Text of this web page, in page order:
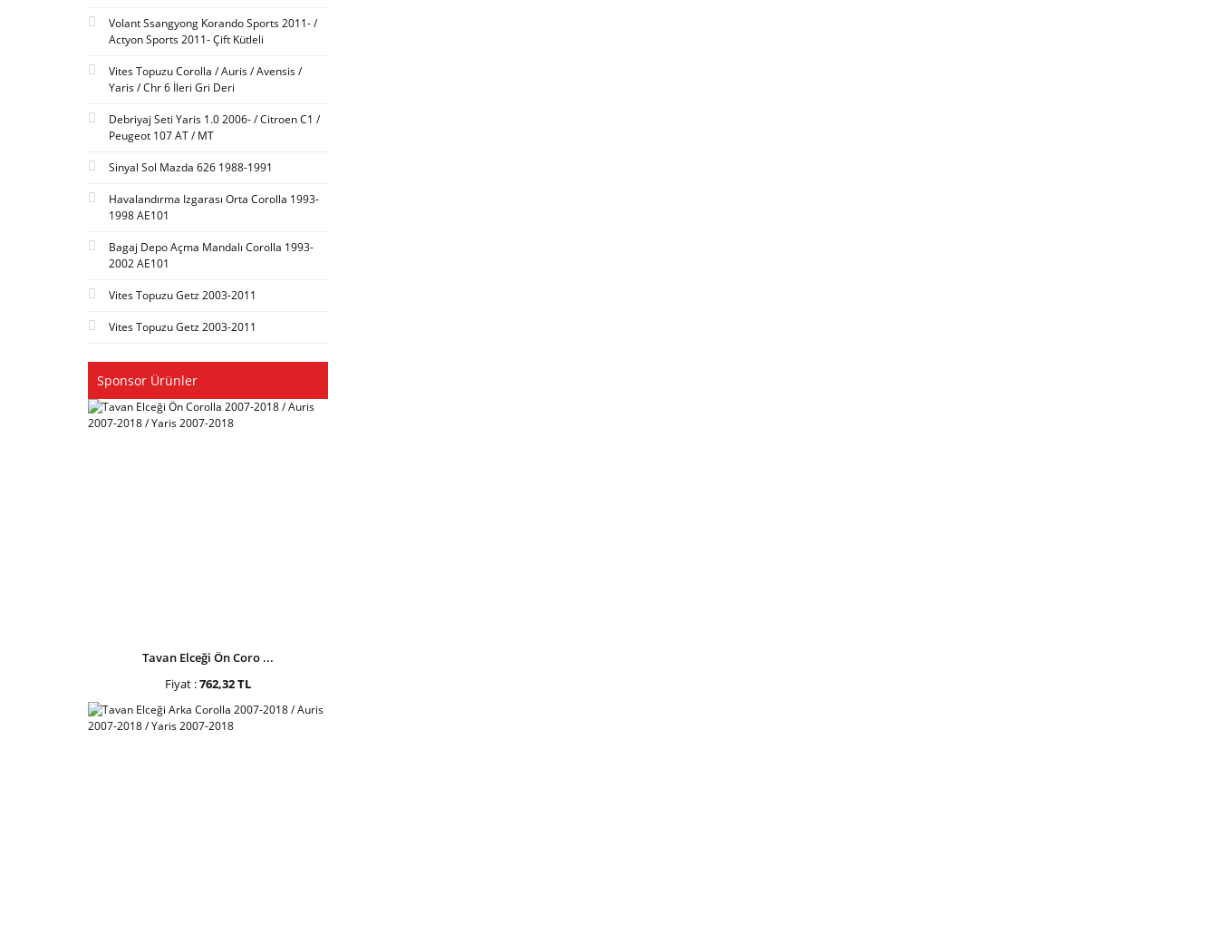
Volant Ssangyong Korando Sports 2011- /
Actyon Sports 2011- Çift Kütleli
Vites Topuzu Corolla / Auris / Avensis /
Yaris / Chr 6 İleri Gri Deri
Debriyaj Seti Yaris 1.0 2006- / Citroen C1 /
Peugeot 107 AT / MT
Sinyal Sol Mazda 626 1988-1991
Havalandırma Izgarası Orta Corolla 1993-
1998 AE101
Bagaj Depo Açma Mandalı Corolla 1993-
2002 AE101
Vites Topuzu Getz 2003-2011
Vites Topuzu Getz 2003-2011
Sponsor Ürünler
Tavan Elceği Ön Coro ...
Fiyat :762,32 TL